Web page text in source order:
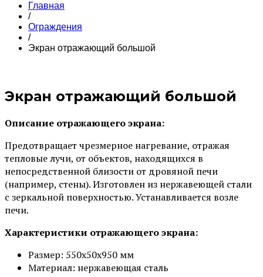
Главная
/
Ограждения
/
Экран отражающий большой
Экран отражающий большой
Описание отражающего экрана:
Предотвращает чрезмерное нагревание, отражая
тепловые лучи, от объектов, находящихся в
непосредственной близости от дровяной печи
(например, стены). Изготовлен из нержавеющей стали
с зеркальной поверхностью. Устанавливается возле
печи.
Характеристики отражающего экрана:
Размер: 550х50х950 мм
Материал: нержавеющая сталь